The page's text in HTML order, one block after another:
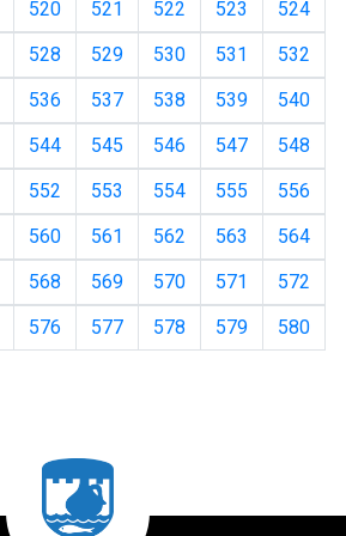
520 521 522 523
524
528 529 530 531
532
536 537 538 539
540
544 545 546 547
548
552 553 554 555
556
560 561 562 563
564
568 569 570 571
572
576 577 578 579
580